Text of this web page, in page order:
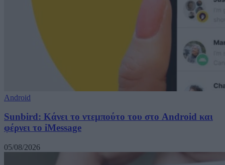
Android
Sunbird: Κάνει το ντεμπούτο του στο Android και
φέρνει το iMessage
05/08/2026